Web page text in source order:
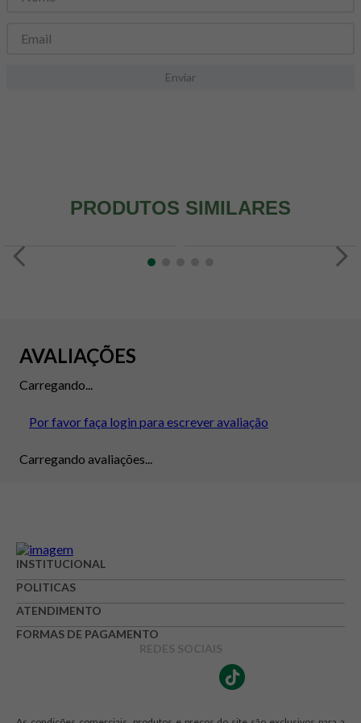
Enviar
PRODUTOS SIMILARES
AVALIAÇÕES
Carregando...
Por favor faça login para escrever avaliação
Carregando avaliações...
INSTITUCIONAL
POLITICAS
ATENDIMENTO
FORMAS DE PAGAMENTO
REDES SOCIAIS
8º snack proteico mundo verde
9 psyllium